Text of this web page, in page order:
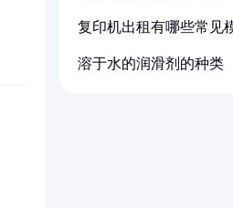
复印机出租有哪些常见
溶于水的润滑剂的种类